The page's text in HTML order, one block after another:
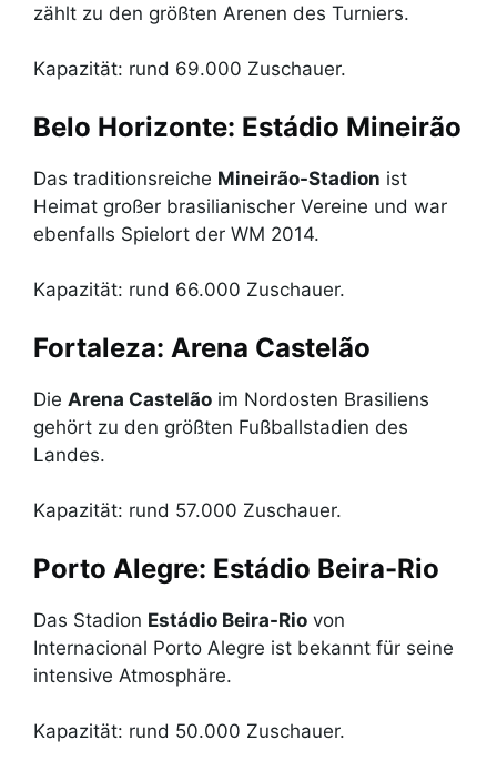
zählt zu den größten Arenen des Turniers.
Kapazität: rund 69.000 Zuschauer.
Belo Horizonte: Estádio Mineirão
Das traditionsreiche Mineirão-Stadion ist
Heimat großer brasilianischer Vereine und war
ebenfalls Spielort der WM 2014.
Kapazität: rund 66.000 Zuschauer.
Fortaleza: Arena Castelão
Die Arena Castelão im Nordosten Brasiliens
gehört zu den größten Fußballstadien des
Landes.
Kapazität: rund 57.000 Zuschauer.
Porto Alegre: Estádio Beira-Rio
Das Stadion Estádio Beira-Rio von
Internacional Porto Alegre ist bekannt für seine
intensive Atmosphäre.
Kapazität: rund 50.000 Zuschauer.